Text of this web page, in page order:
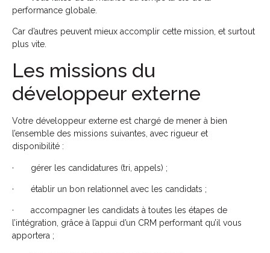
performance globale.
Car d’autres peuvent mieux accomplir cette mission, et surtout
plus vite.
Les missions du
développeur externe
Votre développeur externe est chargé de mener à bien
l’ensemble des missions suivantes, avec rigueur et
disponibilité :
· gérer les candidatures (tri, appels) ;
· établir un bon relationnel avec les candidats ;
· accompagner les candidats à toutes les étapes de
l’intégration, grâce à l’appui d’un CRM performant qu’il vous
apportera ;